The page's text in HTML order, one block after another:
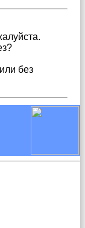
без